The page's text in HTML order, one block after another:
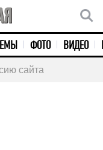
ТЕМЫ ФОТО ВИДЕО
сайта